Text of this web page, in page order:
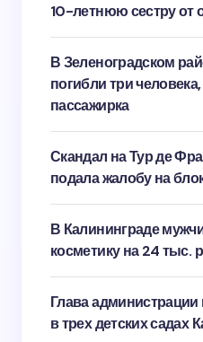
10-летнюю сестру от
В Зеленоградском
погибли три
пассажирка
Скандал на Тур де
подала жалобу на
В Калининграде
косметику на 24 тыс.
Глава
в трех детских садах